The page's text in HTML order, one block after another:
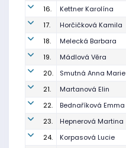
16.
Kettner Karolína
17.
Horčičková Kamila
18.
Melecká Barbara
19.
Mádlová Věra
20.
Smutná Anna Marie
21.
Martanová Elin
22.
Bednaříková Emma
23.
Hepnerová Martina
24.
Korpasová Lucie